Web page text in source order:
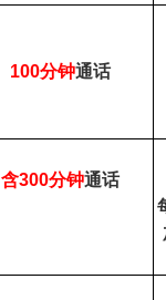
100分钟通话
含300分钟通话